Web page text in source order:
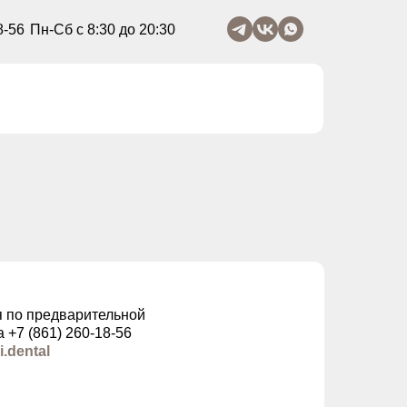
56 Пн-Сб с 8:30 до 20:30
предварительной
+7 (861) 260-18-56